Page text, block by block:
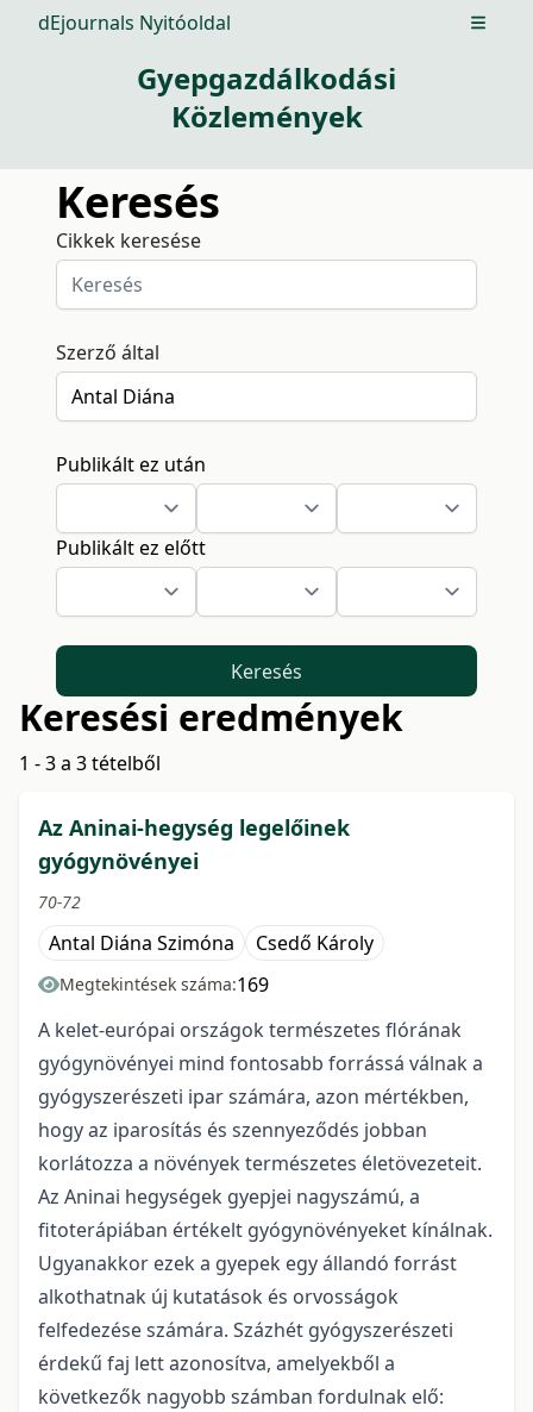
dEjournals Nyitóoldal Open
Gyepgazdálkodási
Közlemények
Keresés
Cikkek keresése
Szerző által
Publikált ez után
Publikált ez előtt
Keresés
Keresési eredmények
1 - 3 a 3 tételből
Az Aninai-hegység legelőinek
gyógynövényei
70-72
Antal Diána Szimóna Csedő Károly
Megtekintések száma:169
A kelet-európai országok természetes flórának
gyógynövényei mind fontosabb forrássá válnak a
gyógyszerészeti ipar számára, azon mértékben,
hogy az iparosítás és szennyeződés jobban
korlátozza a növények természetes életövezeteit.
Az Aninai hegységek gyepjei nagyszámú, a
fitoterápiában értékelt gyógynövényeket kínálnak.
Ugyanakkor ezek a gyepek egy állandó forrást
alkothatnak új kutatások és orvosságok
felfedezése számára. Százhét gyógyszerészeti
érdekű faj lett azonosítva, amelyekből a
következők nagyobb számban fordulnak elő: